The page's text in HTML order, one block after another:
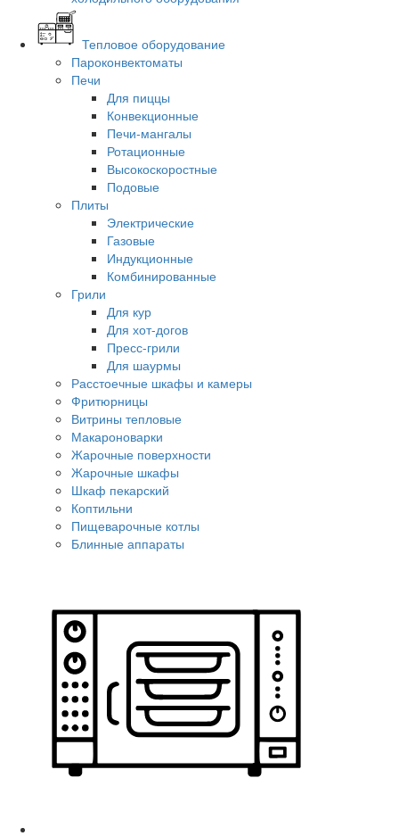
Тепловое оборудование
Пароконвектоматы
Печи
Для пиццы
Конвекционные
Печи-мангалы
Ротационные
Высокоскоростные
Подовые
Плиты
Электрические
Газовые
Индукционные
Комбинированные
Грили
Для кур
Для хот-догов
Пресс-грили
Для шаурмы
Расстоечные шкафы и камеры
Фритюрницы
Витрины тепловые
Макароноварки
Жарочные поверхности
Жарочные шкафы
Шкаф пекарский
Коптильни
Пищеварочные котлы
Блинные аппараты